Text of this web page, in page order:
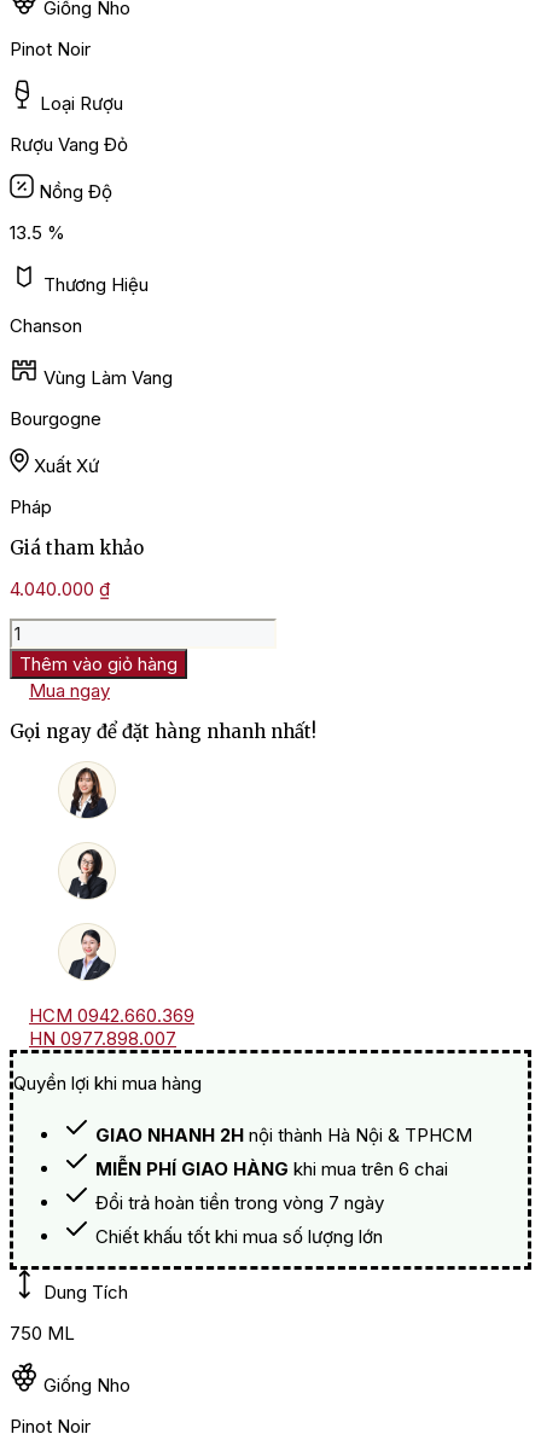
Giống Nho
Pinot Noir
Loại Rượu
Rượu Vang Đỏ
Nồng Độ
13.5 %
Thương Hiệu
Chanson
Vùng Làm Vang
Bourgogne
Xuất Xứ
Pháp
Giá tham khảo
4.040.000 ₫
Rượu
Vang
Pháp
Chanson
Corton
Grand
Thêm vào giỏ hàng
Mua ngay
Gọi ngay để đặt hàng nhanh nhất!
HCM 0942.660.369
HN 0977.898.007
Quyền lợi khi mua hàng
GIAO NHANH 2H nội thành Hà Nội & TPHCM
MIỄN PHÍ GIAO HÀNG khi mua trên 6 chai
Đổi trả hoàn tiền trong vòng 7 ngày
Chiết khấu tốt khi mua số lượng lớn
Dung Tích
750 ML
Giống Nho
Pinot Noir